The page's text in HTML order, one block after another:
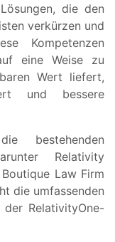
die den
verkürzen und
Kompetenzen
eine Weise zu
Wert liefert,
und bessere
bestehenden
Relativity
Law Firm
die umfassenden
RelativityOne-